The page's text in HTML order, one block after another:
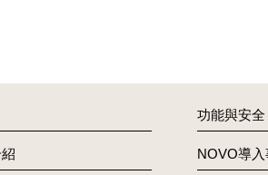
功能與安全
NOVO導